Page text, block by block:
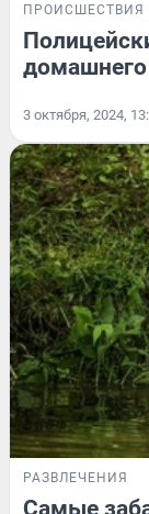
ПРОИСШЕСТВИЯ
домашнего
3 октября, 2024,
РАЗВЛЕЧЕНИЯ